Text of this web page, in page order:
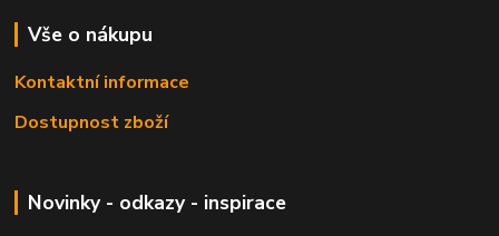
Vše o nákupu
Kontaktní informace
Dostupnost zboží
Novinky - odkazy - inspirace